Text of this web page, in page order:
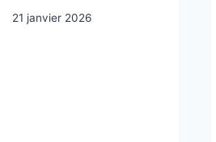
21 janvier 2026